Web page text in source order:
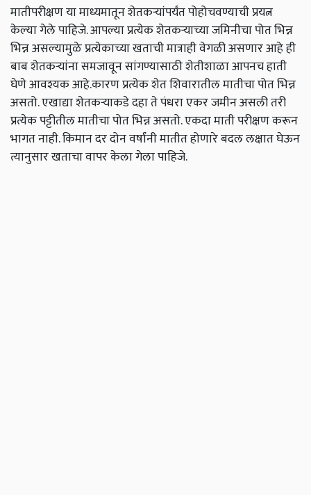
मातीपरीक्षण या माध्यमातून शेतकऱ्यांपर्यंत पोहोचवण्याची प्रयत्न
केल्या गेले पाहिजे. आपल्या प्रत्येक शेतकऱ्याच्या जमिनीचा पोत भिन्न
भिन्न असल्यामुळे प्रत्येकाच्या खताची मात्राही वेगळी असणार आहे ही
बाब शेतकऱ्यांना समजावून सांगण्यासाठी शेतीशाळा आपनच हाती
घेणे आवश्यक आहे.कारण प्रत्येक शेत शिवारातील मातीचा पोत भिन्न
असतो. एखाद्या शेतकऱ्याकडे दहा ते पंधरा एकर जमीन असली तरी
प्रत्येक पट्टीतील मातीचा पोत भिन्न असतो. एकदा माती परीक्षण करून
भागत नाही. किमान दर दोन वर्षांनी मातीत होणारे बदल लक्षात घेऊन
त्यानुसार खताचा वापर केला गेला पाहिजे.